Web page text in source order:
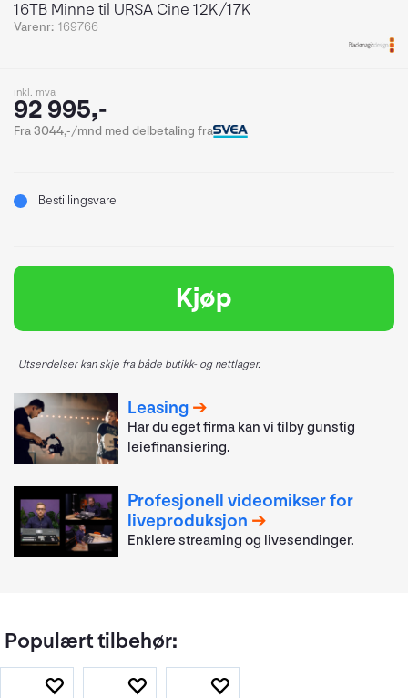
16TB Minne til URSA Cine 12K/17K
Varenr: 169766
inkl. mva
92 995,-
Fra 3044,-/mnd med delbetaling fra
Bestillingsvare
Kjøp
Utsendelser kan skje fra både butikk- og nettlager.
Leasing
Har du eget firma kan vi tilby gunstig
leiefinansiering.
Profesjonell videomikser for
liveproduksjon
Enklere streaming og livesendinger.
Populært tilbehør: